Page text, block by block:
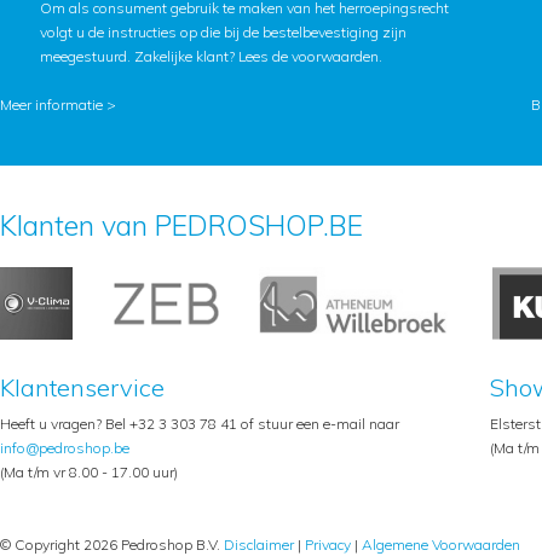
Om als consument gebruik te maken van het herroepingsrecht
volgt u de instructies op die bij de bestelbevestiging zijn
meegestuurd. Zakelijke klant? Lees de voorwaarden.
Meer informatie >
Klanten van PEDROSHOP.BE
Klantenservice
Heeft u vragen? Bel +32 3 303 78 41 of stuur een e-mail naar
info@pedroshop.be
(Ma t/m vr 8.00 - 17.00 uur)
(Ma t/
© Copyright 2026 Pedroshop B.V. Disclaimer| Privacy | Algemene Voorwaarden